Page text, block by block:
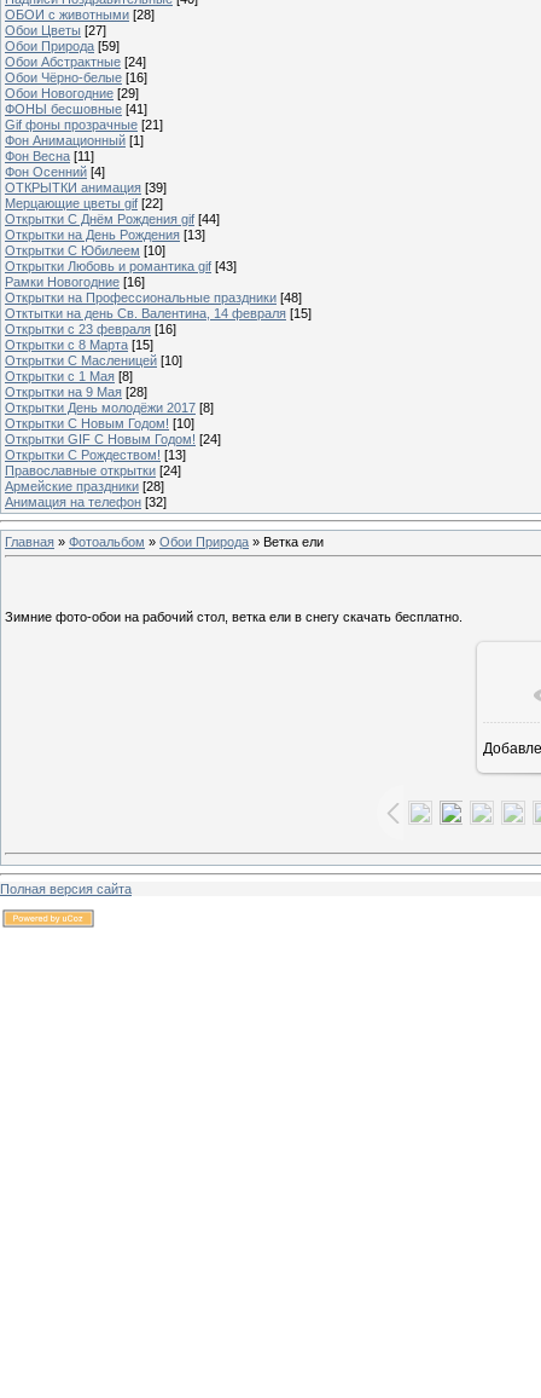
ОБОИ с животными [28]
Обои Цветы [27]
Обои Природа [59]
Обои Абстрактные [24]
Обои Чёрно-белые [16]
Обои Новогодние [29]
ФОНЫ бесшовные [41]
Gif фоны прозрачные [21]
Фон Анимационный [1]
Фон Весна [11]
Фон Осенний [4]
ОТКРЫТКИ анимация [39]
Мерцающие цветы gif [22]
Открытки С Днём Рождения gif [44]
Открытки на День Рождения [13]
Открытки С Юбилеем [10]
Открытки Любовь и романтика gif [43]
Рамки Новогодние [16]
Открытки на Профессиональные праздники [48]
Отктытки на день Св. Валентина, 14 февраля [15]
Открытки с 23 февраля [16]
Открытки с 8 Марта [15]
Открытки С Масленицей [10]
Открытки с 1 Мая [8]
Открытки на 9 Мая [28]
Открытки День молодёжи 2017 [8]
Открытки С Новым Годом! [10]
Открытки GIF С Новым Годом! [24]
Открытки С Рождеством! [13]
Православные открытки [24]
Армейские праздники [28]
Анимация на телефон [32]
Главная » Фотоальбом » Обои Природа » Ветка ели
Зимние фото-обои на рабочий стол, ветка ели в снегу скачать бесплатно.
Полная версия сайта